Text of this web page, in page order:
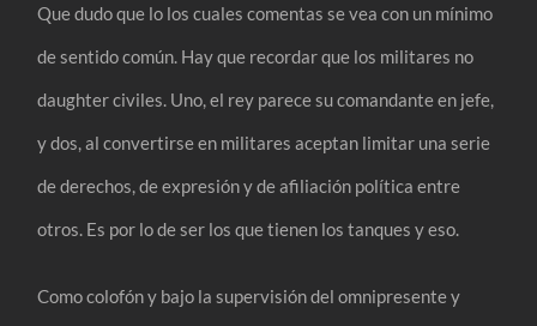
Que dudo que lo los cuales comentas se vea con un mínimo
de sentido común. Hay que recordar que los militares no
daughter civiles. Uno, el rey parece su comandante en jefe,
y dos, al convertirse en militares aceptan limitar una serie
de derechos, de expresión y de afiliación política entre
otros. Es por lo de ser los que tienen los tanques y eso.
Como colofón y bajo la supervisión del omnipresente y